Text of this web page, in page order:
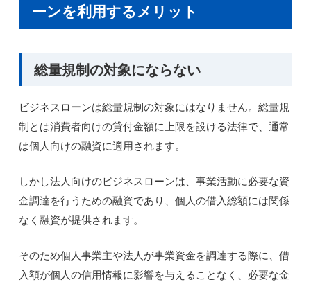
ーンを利用するメリット
総量規制の対象にならない
ビジネスローンは総量規制の対象にはなりません。総量規
制とは消費者向けの貸付金額に上限を設ける法律で、通常
は個人向けの融資に適用されます。
しかし法人向けのビジネスローンは、事業活動に必要な資
金調達を行うための融資であり、個人の借入総額には関係
なく融資が提供されます。
そのため個人事業主や法人が事業資金を調達する際に、借
入額が個人の信用情報に影響を与えることなく、必要な金